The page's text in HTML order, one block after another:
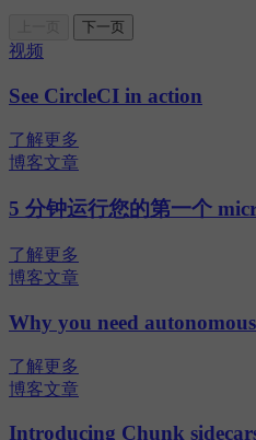
下一页
视频
See CircleCI in action
了解更多
博客文章
5 分钟运行您的第一个
了解更多
博客文章
Why you need
了解更多
博客文章
Introducing Chunk